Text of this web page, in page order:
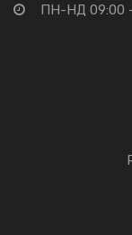
ПН-НД 09:00